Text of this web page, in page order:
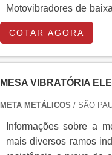
Motovibradores de
cada cliente. Entre em
COTAR AGORA
MESA VIBRATÓRIA
META METÁLICOS / SÃO
Informações sobre a
mais diversos ramos